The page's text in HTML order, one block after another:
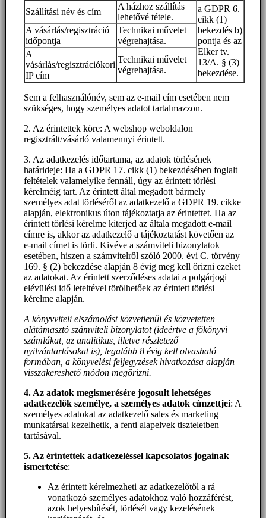
Szállítási név és cím
A házhoz szállítás
lehetővé tétele.
a GDPR 6.
cikk (1)
bekezdés b)
pontja és az
Elker tv.
13/A. § (3)
bekezdése.
A vásárlás/regisztráció
időpontja
Technikai művelet
végrehajtása.
A
vásárlás/regisztrációkori
IP cím
Technikai művelet
végrehajtása.
Sem a felhasználónév, sem az e-mail cím esetében nem
szükséges, hogy személyes adatot tartalmazzon.
2. Az érintettek köre: A webshop weboldalon
regisztrált/vásárló valamennyi érintett.
3. Az adatkezelés időtartama, az adatok törlésének
határideje: Ha a GDPR 17. cikk (1) bekezdésében foglalt
feltételek valamelyike fennáll, úgy az érintett törlési
kérelméig tart. Az érintett által megadott bármely
személyes adat törléséről az adatkezelő a GDPR 19. cikke
alapján, elektronikus úton tájékoztatja az érintettet. Ha az
érintett törlési kérelme kiterjed az általa megadott e-mail
címre is, akkor az adatkezelő a tájékoztatást követően az
e-mail címet is törli. Kivéve a számviteli bizonylatok
esetében, hiszen a számvitelről szóló 2000. évi C. törvény
169. § (2) bekezdése alapján 8 évig meg kell őrizni ezeket
az adatokat. Az érintett szerződéses adatai a polgárjogi
elévülési idő leteltével törölhetőek az érintett törlési
kérelme alapján.
A könyvviteli elszámolást közvetlenül és közvetetten
alátámasztó számviteli bizonylatot (ideértve a főkönyvi
számlákat, az analitikus, illetve részletező
nyilvántartásokat is), legalább 8 évig kell olvasható
formában, a könyvelési feljegyzések hivatkozása alapján
visszakereshető módon megőrizni.
4. Az adatok megismerésére jogosult lehetséges
adatkezelők személye, a személyes adatok címzettjei: A
személyes adatokat az adatkezelő sales és marketing
munkatársai kezelhetik, a fenti alapelvek tiszteletben
tartásával.
5. Az érintettek adatkezeléssel kapcsolatos jogainak
ismertetése:
Az érintett kérelmezheti az adatkezelőtől a rá
vonatkozó személyes adatokhoz való hozzáférést,
azok helyesbítését, törlését vagy kezelésének